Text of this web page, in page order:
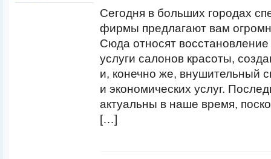
Сегодня в больших городах
фирмы предлагают вам
Сюда относят
услуги салонов красоты,
и, конечно же, внушительный
и экономических услуг.
актуальны в наше время,
[…]